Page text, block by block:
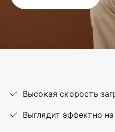
Высокая скорость
Выглядит эффектно